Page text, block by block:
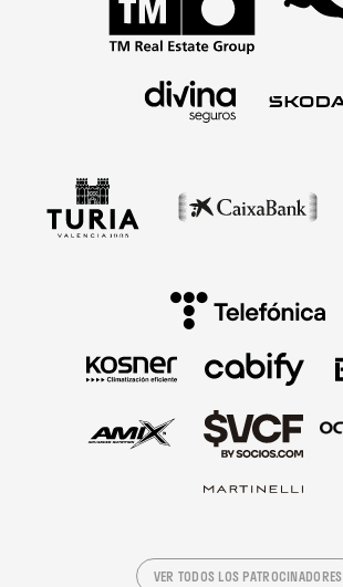
VER TODOS LOS PATROCINADORES